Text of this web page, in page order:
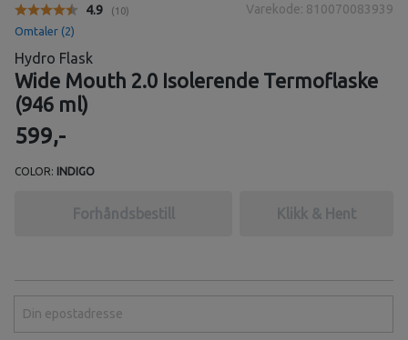
Gjennomsnittskarakter:
4.9 (stemmer:
10)
Omtaler (2)
Varekode: 810070083939
Hydro Flask
Wide Mouth 2.0 Isolerende Termoflaske
(946 ml)
599,-
COLOR: INDIGO
Forhåndsbestill Klikk & Hent